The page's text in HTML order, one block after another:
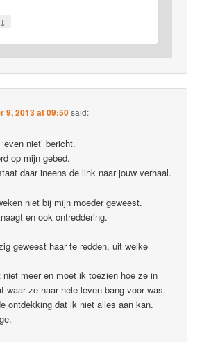
↓
9, 2013 at 09:50said:
niet’ bericht.
op mijn gebed.
daar ineens de link naar jouw verhaal.
niet bij mijn moeder geweest.
en ook ontreddering.
geweest haar te redden, uit welke
meer en moet ik toezien hoe ze in
waar ze haar hele leven bang voor was.
ontdekking dat ik niet alles aan kan.